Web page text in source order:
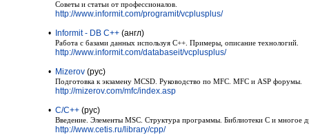
Советы и статьи от профессионалов.
http://www.informit.com/programit/vcplusplus/
•
Informit - DB C++ (англ)
Работа с базами данных используя С++. Примеры, описание технологий.
http://www.informit.com/databaseit/vcplusplus/
• Mizerov (рус)
Подготовка к экзамену MCSD. Руководство по MFC. MFC и ASP форумы.
http://mizerov.com/mfc/index.asp
• C/C++ (рус)
Введение. Элементы MSC. Структура программы. Библиотеки C и многое
http://www.cetis.ru/library/cpp/